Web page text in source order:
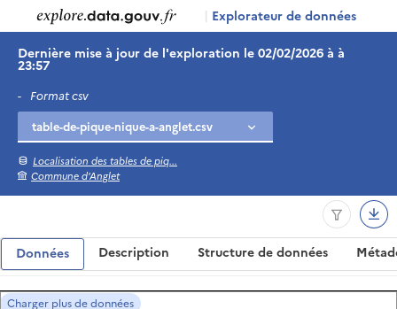
| Explorateur de données
Dernière mise à jour de l'exploration le 02/02/2026 à à
23:57
- Format csv
Localisation des tables de piq...
Commune d'Anglet
Données Description Structure de données
Charger plus de données